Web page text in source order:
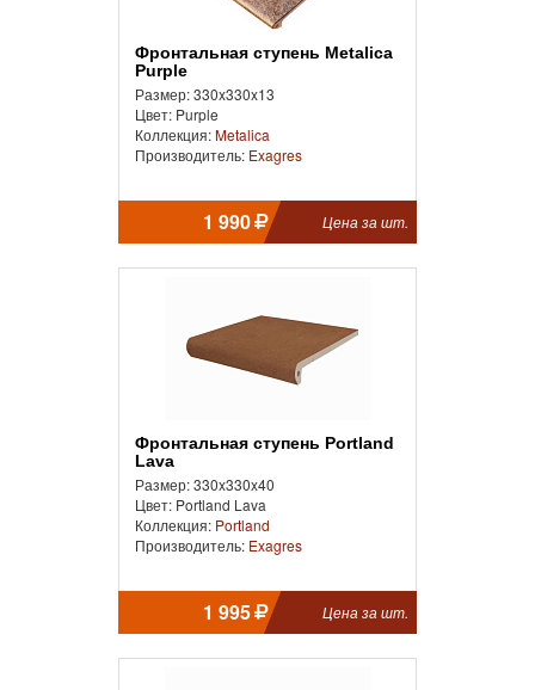
Фронтальная ступень Metalica
Purple
Размер: 330x330x13
Цвет: Purple
Коллекция:Metalica
Производитель: Exagres
1 990 Цена за шт.
Фронтальная ступень Portland
Lava
Размер: 330x330x40
Цвет: Portland Lava
Коллекция: Portland
Производитель: Exagres
1 995 Цена за шт.